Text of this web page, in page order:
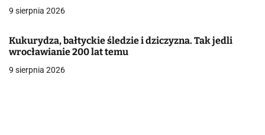
w
i
s
9 sierpnia 2026
Kukurydza, bałtyckie śledzie i dziczyzna. Tak jedli
wrocławianie 200 lat temu
9 sierpnia 2026